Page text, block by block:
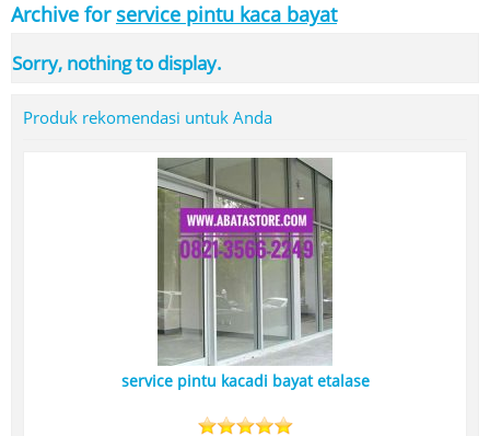
Archive for service pintu kaca bayat
Sorry, nothing to display.
Produk rekomendasi untuk Anda
service pintu kacadi bayat etalase